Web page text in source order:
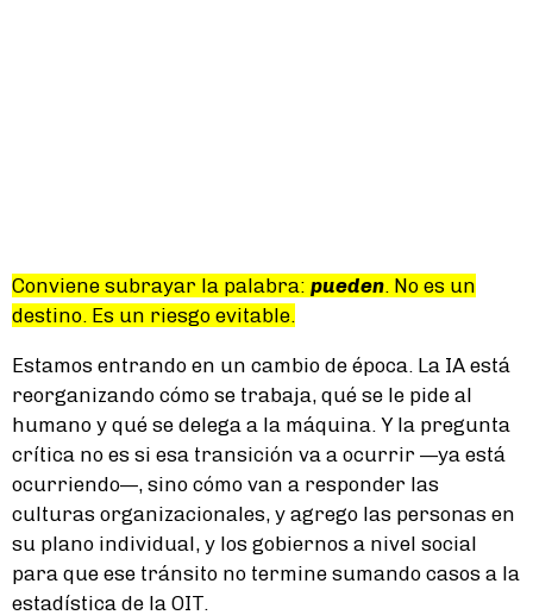
Conviene subrayar la palabra: pueden. No es un
destino. Es un riesgo evitable.
Estamos entrando en un cambio de época. La IA está
reorganizando cómo se trabaja, qué se le pide al
humano y qué se delega a la máquina. Y la pregunta
crítica no es si esa transición va a ocurrir —ya está
ocurriendo—, sino cómo van a responder las
culturas organizacionales, y agrego las personas en
su plano individual, y los gobiernos a nivel social
para que ese tránsito no termine sumando casos a la
estadística de la OIT.